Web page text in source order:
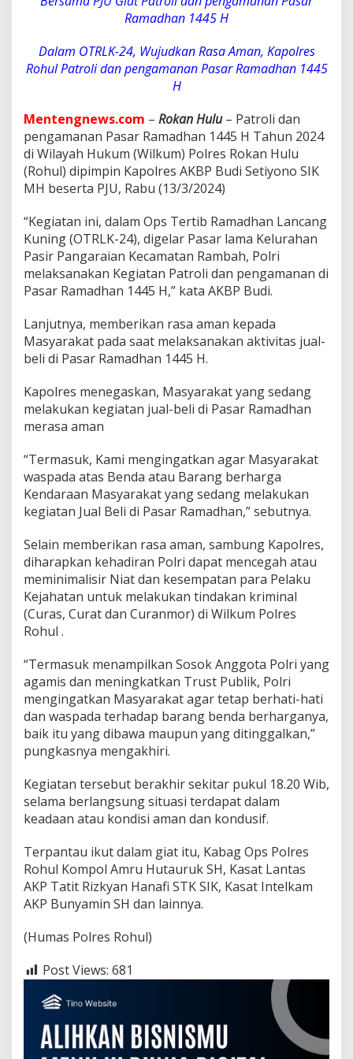
n
p
e
a
m
a
n
a
n
s
a
r
R
a
m
d
h
a
4
4
Ramadhan 1445 H
Dalam OTRLK-24, Wujudkan Rasa Aman, Kapolres
Rohul Patroli dan pengamanan Pasar Ramadhan 1445
H
Mentengnews.com – Rokan Hulu– Patroli dan
pengamanan Pasar Ramadhan 1445 H Tahun 2024
di Wilayah Hukum (Wilkum) Polres Rokan Hulu
(Rohul) dipimpin Kapolres AKBP Budi Setiyono SIK
MH beserta PJU, Rabu (13/3/2024)
“Kegiatan ini, dalam Ops Tertib Ramadhan Lancang
Kuning (OTRLK-24), digelar Pasar lama Kelurahan
Pasir Pangaraian Kecamatan Rambah, Polri
melaksanakan Kegiatan Patroli dan pengamanan di
Pasar Ramadhan 1445 H,” kata AKBP Budi.
Lanjutnya, memberikan rasa aman kepada
Masyarakat pada saat melaksanakan aktivitas jual-
beli di Pasar Ramadhan 1445 H.
Kapolres menegaskan, Masyarakat yang sedang
melakukan kegiatan jual-beli di Pasar Ramadhan
merasa aman
“Termasuk, Kami mengingatkan agar Masyarakat
waspada atas Benda atau Barang berharga
Kendaraan Masyarakat yang sedang melakukan
kegiatan Jual Beli di Pasar Ramadhan,” sebutnya.
Selain memberikan rasa aman, sambung Kapolres,
diharapkan kehadiran Polri dapat mencegah atau
meminimalisir Niat dan kesempatan para Pelaku
Kejahatan untuk melakukan tindakan kriminal
(Curas, Curat dan Curanmor) di Wilkum Polres
Rohul .
“Termasuk menampilkan Sosok Anggota Polri yang
agamis dan meningkatkan Trust Publik, Polri
mengingatkan Masyarakat agar tetap berhati-hati
dan waspada terhadap barang benda berharganya,
baik itu yang dibawa maupun yang ditinggalkan,”
pungkasnya mengakhiri.
Kegiatan tersebut berakhir sekitar pukul 18.20 Wib,
selama berlangsung situasi terdapat dalam
keadaan atau kondisi aman dan kondusif.
Terpantau ikut dalam giat itu, Kabag Ops Polres
Rohul Kompol Amru Hutauruk SH, Kasat Lantas
AKP Tatit Rizkyan Hanafi STK SIK, Kasat Intelkam
AKP Bunyamin SH dan lainnya.
(Humas Polres Rohul)
Post Views: 681